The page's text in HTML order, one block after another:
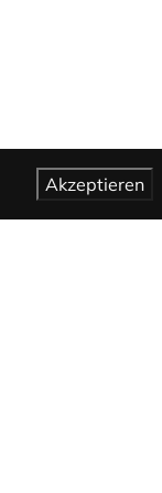
Akzeptieren